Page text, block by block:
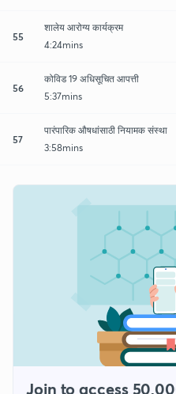
55
शालेय आरोग्य कार्यक्रम
4:24mins
56
कोविड 19 अधिसूचित आपत्ती
5:37mins
57
पारंपारिक औषधांसाठी नियामक संस्था
3:58mins
Join to access